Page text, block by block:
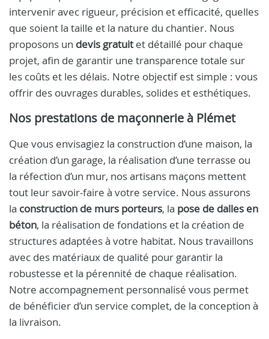
intervenir avec rigueur, précision et efficacité, quelles
que soient la taille et la nature du chantier. Nous
proposons un devis gratuitet détaillé pour chaque
projet, afin de garantir une transparence totale sur
les coûts et les délais. Notre objectif est simple : vous
offrir des ouvrages durables, solides et esthétiques.
Nos prestations de maçonnerie à Plémet
Que vous envisagiez la construction d’une maison, la
création d’un garage, la réalisation d’une terrasse ou
la réfection d’un mur, nos artisans maçons mettent
tout leur savoir-faire à votre service. Nous assurons
la construction de murs porteurs, la pose de dalles en
béton, la réalisation de fondations et la création de
structures adaptées à votre habitat. Nous travaillons
avec des matériaux de qualité pour garantir la
robustesse et la pérennité de chaque réalisation.
Notre accompagnement personnalisé vous permet
de bénéficier d’un service complet, de la conception à
la livraison.